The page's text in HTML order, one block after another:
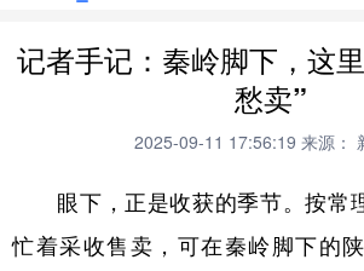
北京 天津 河北
吉林 上海
山东 河南 湖北
记者手记：秦岭脚下，这
愁卖”
2025-09-11 17:56:19 来源：
眼下，正是收获的季节。按常
忙着采收售卖，可在秦岭脚下的